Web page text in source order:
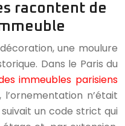
racontent de
une moulure
Dans le Paris du
immeubles parisiens
, l’ornementation n’était
un code strict qui